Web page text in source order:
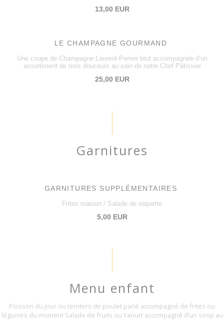
13,00 EUR
LE CHAMPAGNE GOURMAND
Une coupe de Champagne Laurent-Perrier brut accompagnée d’un
assortiment de trois douceurs au soin de notre Chef Pâtissier
25,00 EUR
Garnitures
GARNITURES SUPPLÉMENTAIRES
Frites maison / Salade de roquette
5,00 EUR
Menu enfant
Poisson du jour ou tenders de poulet pané accompagné de frites ou
légumes du moment Salade de fruits ou Yaourt accompagné d’un sirop au